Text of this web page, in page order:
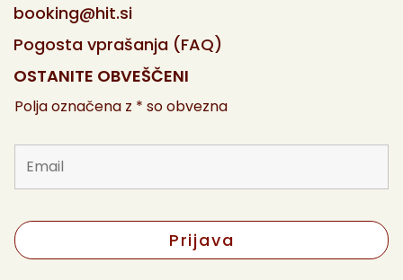
booking@hit.si
Pogosta vprašanja (FAQ)
OSTANITE OBVEŠČENI
Polja označena z * so obvezna